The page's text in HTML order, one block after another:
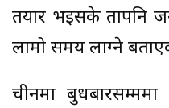
तयार भइसके तापनि
लामो समय लाग्ने
चीनमा